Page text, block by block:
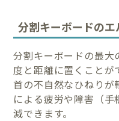
分割キーボードの
分割キーボードの最大
度と距離に置くことが
首の不自然なひねりが
による疲労や障害（
減できます。